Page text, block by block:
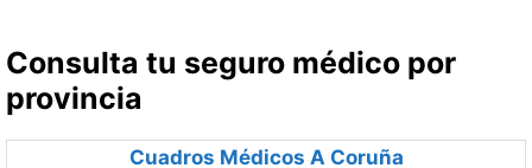
Consulta tu seguro médico por
provincia
Cuadros Médicos A Coruña